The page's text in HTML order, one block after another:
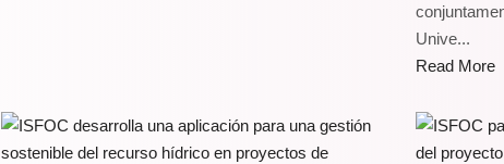
Unive...
Read More